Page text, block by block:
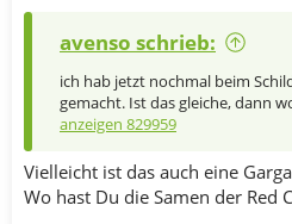
avenso schrieb:
ich hab jetzt nochmal beim
gemacht. Ist das gleiche, dann
anzeigen 829959
Vielleicht ist das auch eine
Wo hast Du die Samen der Red